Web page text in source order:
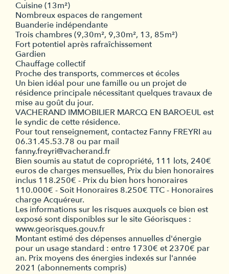
Cuisine (13m²)
Nombreux espaces de rangement
Buanderie indépendante
Trois chambres (9,30m², 9,30m², 13, 85m²)
Fort potentiel après rafraîchissement
Gardien
Chauffage collectif
Proche des transports, commerces et écoles
Un bien idéal pour une famille ou un projet de
résidence principale nécessitant quelques travaux de
mise au goût du jour.
VACHERAND IMMOBILIER MARCQ EN BAROEUL est
le syndic de cette résidence.
Pour tout renseignement, contactez Fanny FREYRI au
06.31.45.53.78 ou par mail
fanny.freyri@vacherand.fr
Bien soumis au statut de copropriété, 111 lots, 240€
euros de charges mensuelles, Prix du bien honoraires
inclus 118.250€ - Prix du bien hors honoraires
110.000€ - Soit Honoraires 8.250€ TTC - Honoraires
charge Acquéreur.
Les informations sur les risques auxquels ce bien est
exposé sont disponibles sur le site Géorisques :
www.georisques.gouv.fr
Montant estimé des dépenses annuelles d'énergie
pour un usage standard : entre 1730€ et 2370€ par
an. Prix moyens des énergies indexés sur l'année
2021 (abonnements compris)